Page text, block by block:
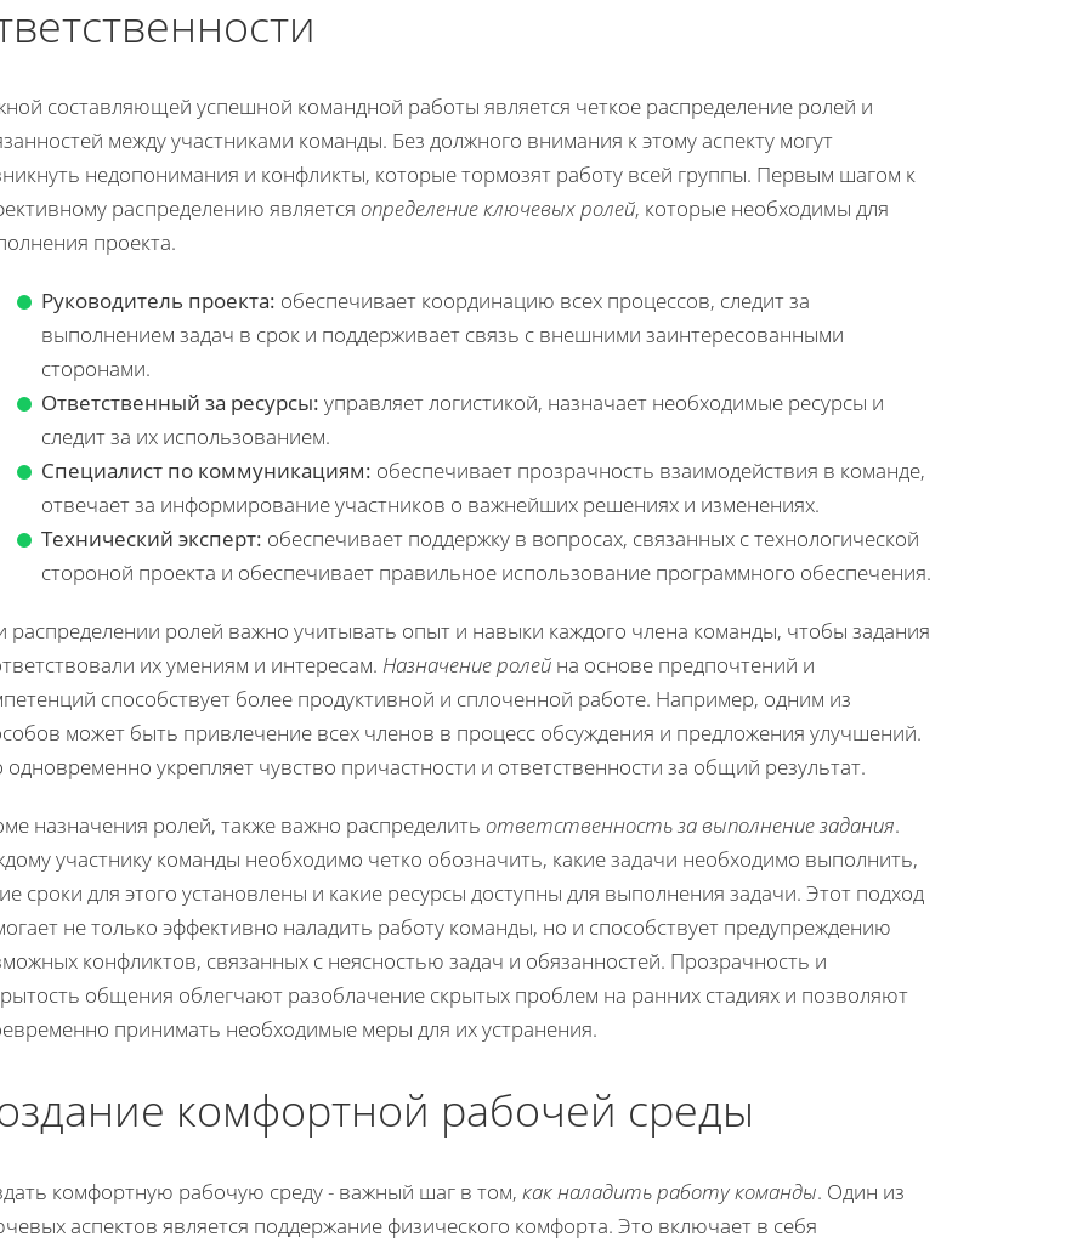
составляющей успешной командной работы является четкое распределение ролей и
между участниками команды. Без должного внимания к этому аспекту могут
недопонимания и конфликты, которые тормозят работу всей группы. Первым шагом к
распределению является определение ключевых ролей, которые необходимы для
проекта.
Руководитель проекта: обеспечивает координацию всех процессов, следит за
выполнением задач в срок и поддерживает связь с внешними заинтересованными
сторонами.
Ответственный за ресурсы: управляет логистикой, назначает необходимые ресурсы и
следит за их использованием.
Специалист по коммуникациям: обеспечивает прозрачность взаимодействия в команде,
отвечает за информирование участников о важнейших решениях и изменениях.
Технический эксперт: обеспечивает поддержку в вопросах, связанных с технологической
стороной проекта и обеспечивает правильное использование программного обеспечения.
распределении ролей важно учитывать опыт и навыки каждого члена команды, чтобы задания
их умениям и интересам. Назначение ролей на основе предпочтений и
способствует более продуктивной и сплоченной работе. Например, одним из
может быть привлечение всех членов в процесс обсуждения и предложения улучшений.
одновременно укрепляет чувство причастности и ответственности за общий результат.
назначения ролей, также важно распределить ответственность за выполнение задания.
участнику команды необходимо четко обозначить, какие задачи необходимо выполнить,
сроки для этого установлены и какие ресурсы доступны для выполнения задачи. Этот подход
не только эффективно наладить работу команды, но и способствует предупреждению
конфликтов, связанных с неясностью задач и обязанностей. Прозрачность и
общения облегчают разоблачение скрытых проблем на ранних стадиях и позволяют
принимать необходимые меры для их устранения.
комфортной рабочей среды
комфортную рабочую среду - важный шаг в том, как наладить работу команды. Один из
аспектов является поддержание физического комфорта. Это включает в себя